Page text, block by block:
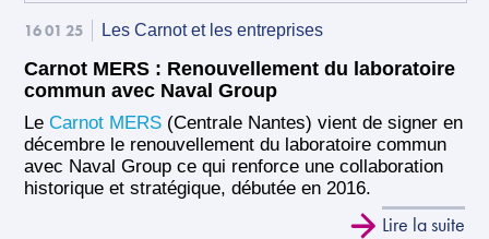
16 01 25 Les Carnot et les entreprises
Carnot MERS : Renouvellement du laboratoire
commun avec Naval Group
LeCarnot MERS (Centrale Nantes) vient de signer en
décembre le renouvellement du laboratoire commun
avec Naval Group ce qui renforce une collaboration
historique et stratégique, débutée en 2016.
Lire la suite